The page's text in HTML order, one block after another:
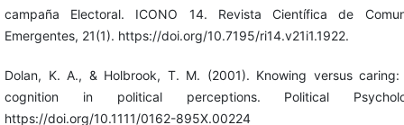
campaña Electoral. ICONO 14. Revista Científica de
Emergentes, 21(1). https://doi.org/10.7195/ri14.v21i1.1922.
Dolan, K. A., & Holbrook, T. M. (2001). Knowing versus
cognition in political perceptions. Political
https://doi.org/10.1111/0162-895X.00224